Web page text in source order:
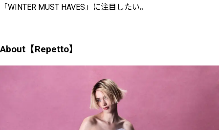
「WINTER MUST HAVES」に注目したい。
About【Repetto】